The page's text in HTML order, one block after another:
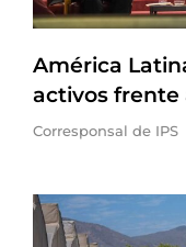
América
activos frente
Corresponsal de IPS